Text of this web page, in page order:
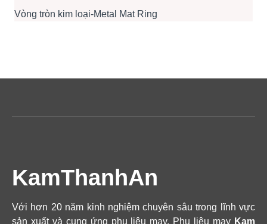
Vòng tròn kim loại-Metal Mat Ring
KamThanhAn
Với hơn 20 năm kinh nghiệm chuyên sâu trong lĩnh vực
sản xuất và cung ứng phụ liệu may, Phụ liệu may Kam